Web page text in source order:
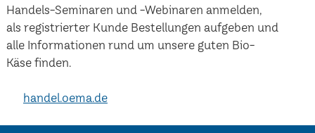
Handels-Seminaren und -Webinaren anmelden,
als registrierter Kunde Bestellungen aufgeben und
alle Informationen rund um unsere guten Bio-
Käse finden.
handel.oema.de